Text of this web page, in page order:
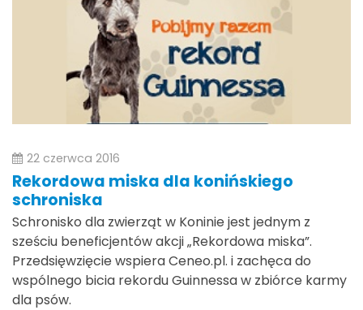
22 czerwca 2016
Rekordowa miska dla konińskiego
schroniska
Schronisko dla zwierząt w Koninie jest jednym z
sześciu beneficjentów akcji „Rekordowa miska”.
Przedsięwzięcie wspiera Ceneo.pl. i zachęca do
wspólnego bicia rekordu Guinnessa w zbiórce karmy
dla psów.